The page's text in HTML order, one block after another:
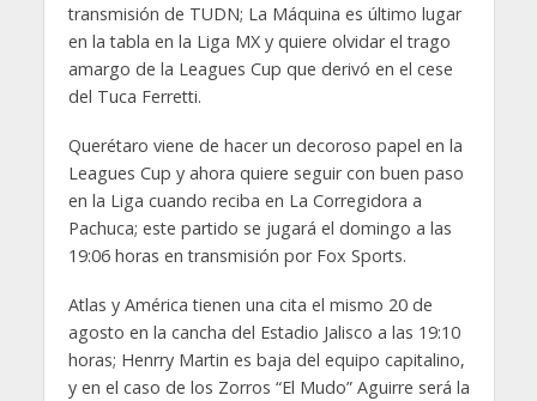
transmisión de TUDN; La Máquina es último lugar
en la tabla en la Liga MX y quiere olvidar el trago
amargo de la Leagues Cup que derivó en el cese
del Tuca Ferretti.
Querétaro viene de hacer un decoroso papel en la
Leagues Cup y ahora quiere seguir con buen paso
en la Liga cuando reciba en La Corregidora a
Pachuca; este partido se jugará el domingo a las
19:06 horas en transmisión por Fox Sports.
Atlas y América tienen una cita el mismo 20 de
agosto en la cancha del Estadio Jalisco a las 19:10
horas; Henrry Martin es baja del equipo capitalino,
y en el caso de los Zorros “El Mudo” Aguirre será la